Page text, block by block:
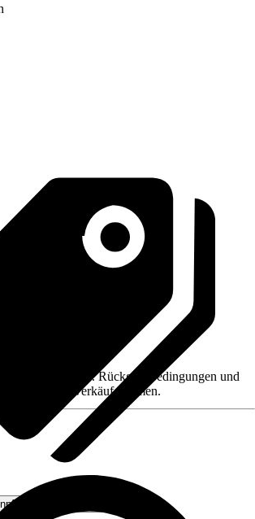
Ammerland
wie z. B. Rückgabebedingungen und
auf den Verkäufernamen.